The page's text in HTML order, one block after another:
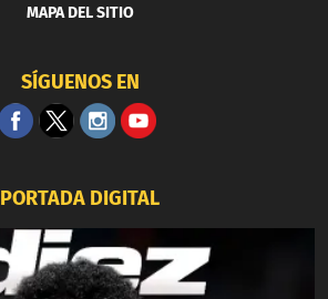
MAPA DEL SITIO
SÍGUENOS EN
PORTADA DIGITAL